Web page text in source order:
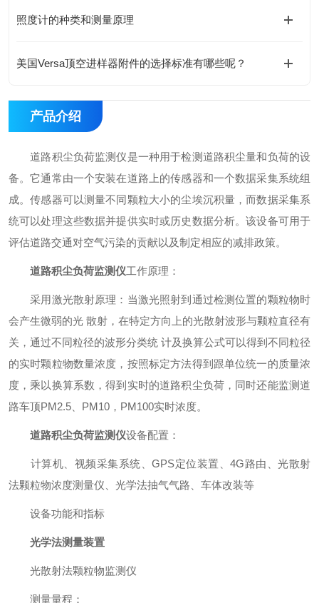
照度计的种类和测量原理
美国Versa顶空进样器附件的选择标准有哪些呢？
产品介绍
道路积尘负荷监测仪是一种用于检测道路积尘量和负荷的设
备。它通常由一个安装在道路上的传感器和一个数据采集系统组
成。传感器可以测量不同颗粒大小的尘埃沉积量，而数据采集系
统可以处理这些数据并提供实时或历史数据分析。该设备可用于
评估道路交通对空气污染的贡献以及制定相应的减排政策。
道路积尘负荷监测仪工作原理：
采用激光散射原理：当激光照射到通过检测位置的颗粒物时
会产生微弱的光 散射，在特定方向上的光散射波形与颗粒直径有
关，通过不同粒径的波形分类统 计及换算公式可以得到不同粒径
的实时颗粒物数量浓度，按照标定方法得到跟单位统一的质量浓
度，乘以换算系数，得到实时的道路积尘负荷，同时还能监测道
路车顶PM2.5、PM10，PM100实时浓度。
道路积尘负荷监测仪设备配置：
计算机、视频采集系统、GPS定位装置、4G路由、光散射
法颗粒物浓度测量仪、光学法抽气气路、车体改装等
设备功能和指标
光学法测量装置
光散射法颗粒物监测仪
测量量程：